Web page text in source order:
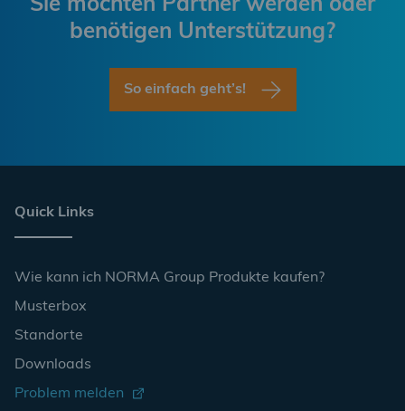
Sie möchten Partner werden oder
benötigen Unterstützung?
So einfach geht’s!
Quick Links
Wie kann ich NORMA Group Produkte kaufen?
Musterbox
Standorte
Downloads
Problem melden